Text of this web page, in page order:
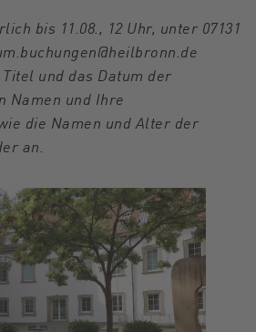
bis 11.08., 12 Uhr, unter 07131
und das Datum der
Namen und Ihre
die Namen und Alter der
an.